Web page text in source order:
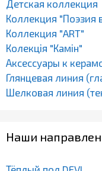
Детская коллекция
Коллекция "Поэзия
Коллекция "ART"
Колекція "Камін"
Аксессуары к
Глянцевая линия
Шелковая линия
Наши